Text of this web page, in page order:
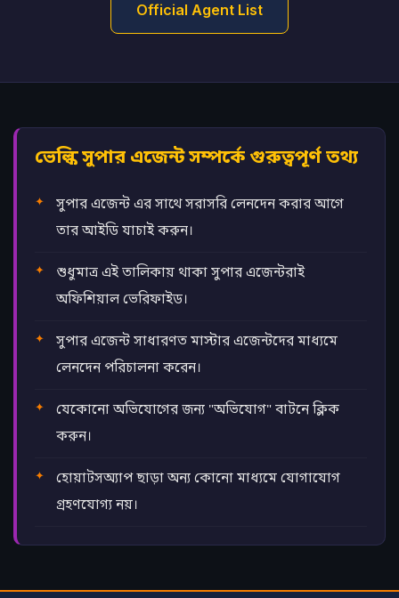
Official Agent List
ভেল্কি সুপার এজেন্ট সম্পর্কে গুরুত্বপূর্ণ তথ্য
সুপার এজেন্ট এর সাথে সরাসরি লেনদেন করার আগে
তার আইডি যাচাই করুন।
শুধুমাত্র এই তালিকায় থাকা সুপার এজেন্টরাই
অফিশিয়াল ভেরিফাইড।
সুপার এজেন্ট সাধারণত মাস্টার এজেন্টদের মাধ্যমে
লেনদেন পরিচালনা করেন।
যেকোনো অভিযোগের জন্য "অভিযোগ" বাটনে ক্লিক
করুন।
হোয়াটসঅ্যাপ ছাড়া অন্য কোনো মাধ্যমে যোগাযোগ
গ্রহণযোগ্য নয়।